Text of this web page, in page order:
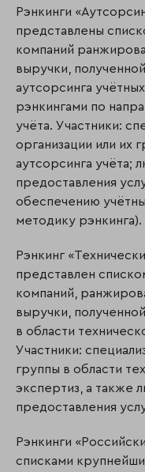
Рэнкинги
представлены
компаний
выручки,
аутсорсинга
рэнкингами по
учёта. Участники:
организации или их
аутсорсинга учёта;
предоставления
обеспечению
методику рэнкинга).
Рэнкинг
представлен
компаний,
выручки,
в области
Участники:
группы в области
экспертиз, а также
предоставления
Рэнкинги
списками